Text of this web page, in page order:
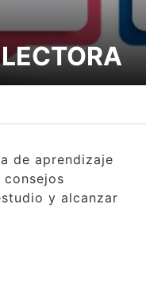
de aprendizaje
y alcanzar